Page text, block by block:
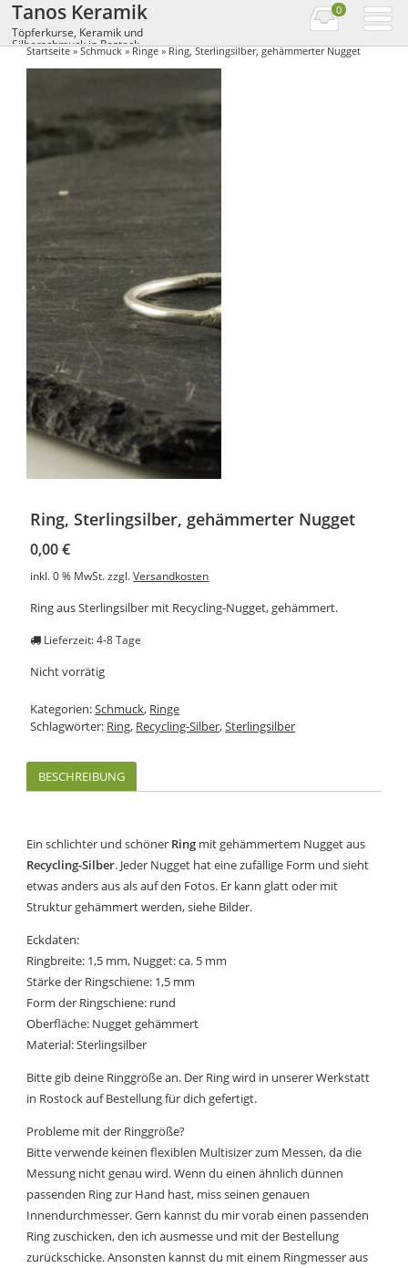
Tanos Keramik
Töpferkurse, Keramik und
Silberschmuck in Rostock
0
Startseite»Schmuck»Ringe» Ring, Sterlingsilber, gehämmerter Nugget
Ring, Sterlingsilber, gehämmerter Nugget
0,00€
inkl. 0 % MwSt. zzgl.Versandkosten
Ring aus Sterlingsilber mit Recycling-Nugget, gehämmert.
Lieferzeit: 4-8 Tage
Nicht vorrätig
Kategorien:Schmuck, Ringe
Schlagwörter: Ring, Recycling-Silber,Sterlingsilber
BESCHREIBUNG
Ein schlichter und schöner Ring mit gehämmertem Nugget aus
Recycling-Silber. Jeder Nugget hat eine zufällige Form und sieht
etwas anders aus als auf den Fotos. Er kann glatt oder mit
Struktur gehämmert werden, siehe Bilder.
Eckdaten:
Ringbreite: 1,5 mm, Nugget: ca. 5 mm
Stärke der Ringschiene: 1,5 mm
Form der Ringschiene: rund
Oberfläche: Nugget gehämmert
Material: Sterlingsilber
Bitte gib deine Ringgröße an. Der Ring wird in unserer Werkstatt
in Rostock auf Bestellung für dich gefertigt.
Probleme mit der Ringgröße?
Bitte verwende keinen flexiblen Multisizer zum Messen, da die
Messung nicht genau wird. Wenn du einen ähnlich dünnen
passenden Ring zur Hand hast, miss seinen genauen
Innendurchmesser. Gern kannst du mir vorab einen passenden
Ring zuschicken, den ich ausmesse und mit der Bestellung
zurückschicke. Ansonsten kannst du mit einem Ringmesser aus